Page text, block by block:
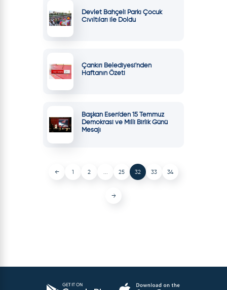
Devlet Bahçeli Parkı Çocuk
Cıvıltıları ile Doldu
Çankırı Belediyesi'nden
Haftanın Özeti
Başkan Esen’den 15 Temmuz
Demokrasi ve Milli Birlik Günü
Mesajı
← 1 2 25 32 33 34
→